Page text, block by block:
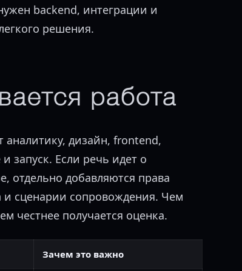
backend, интеграции и
решения.
работа
аналитику, дизайн, frontend,
запуск. Если речь идет о
отдельно добавляются права
и сценарии сопровождения. Чем
честнее получается оценка.
Зачем это важно